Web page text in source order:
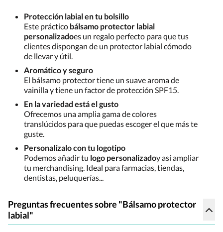
Protección labial en tu bolsillo
Este práctico bálsamo protector labial
personalizadoes un regalo perfecto para que tus
clientes dispongan de un protector labial cómodo
de llevar y útil.
Aromático y seguro
El bálsamo protector tiene un suave aroma de
vainilla y tiene un factor de protección SPF15.
En la variedad está el gusto
Ofrecemos una amplia gama de colores
translúcidos para que puedas escoger el que más te
guste.
Personalízalo con tu logotipo
Podemos añadir tu logo personalizadoy así ampliar
tu merchandising. Ideal para farmacias, tiendas,
dentistas, peluquerías...
Preguntas frecuentes sobre "Bálsamo protector
labial"